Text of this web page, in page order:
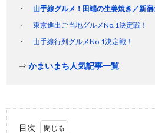
山手線グルメ！田端の生姜焼き／新
東京進出ご当地グルメNo.1決定戦！
山手線行列グルメNo.1決定戦！
⇒かまいまち人気記事一覧
目次